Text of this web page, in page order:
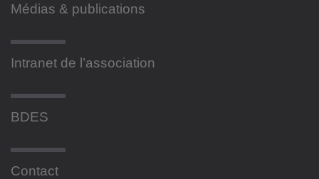
Médias & publications
Intranet de l’association
BDES
Contact